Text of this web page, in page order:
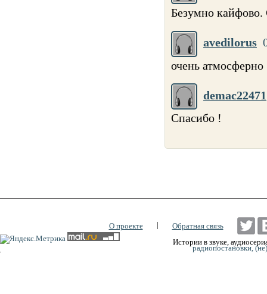
Безумно
avedilorus
очень атмосферно
demac22471
Спасибо !
О проекте |
Обратная связь
Истории в звуке,
радиопостановки,